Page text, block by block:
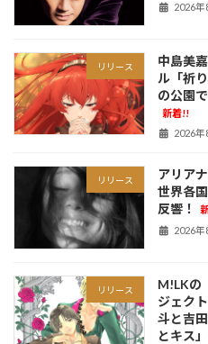
2026年
リリース
中島美
ル「祈
の公園
新着!!
2026年
リリース
アリア
世界各
反響！
2026年
リリース
M!LKの
ジェク
斗と吉
とキス